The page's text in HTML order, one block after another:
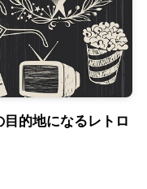
的地になるレトロ